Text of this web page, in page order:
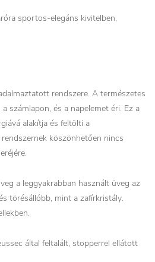
sportos-elegáns kivitelben,
rendszere. A természetes
számlapon, és a napelemet éri. Ez a
alakítja és feltölti a
köszönhetően nincs
a leggyakrabban használt üveg az
törésállóbb, mint a zafírkristály.
által feltalált, stopperrel ellátott